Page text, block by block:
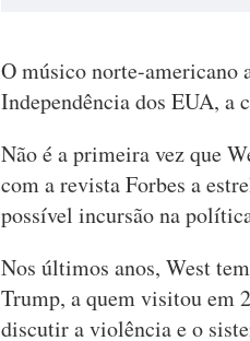
O músico norte-americano
Independência dos EUA, a
Não é a primeira vez que
com a revista Forbes a
possível incursão na
Nos últimos anos, West
Trump, a quem visitou em
discutir a violência e o